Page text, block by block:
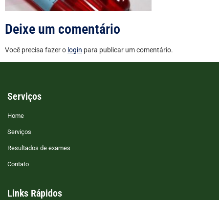
Deixe um comentário
Você precisa fazer o login para publicar um comentário.
Serviços
Home
Serviços
Resultados de exames
Contato
Links Rápidos